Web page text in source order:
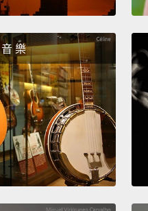
exercise habits.
And
Always go running at
workout clothes next to
first thing when you
then go for a run or go
from exercising,
give
有一個關於如何養成運動
訴一群人：「好，首先，
間去跑步，或把運動服放
音 樂